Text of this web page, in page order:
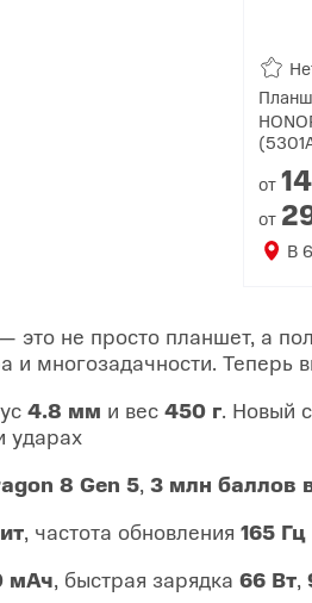
от
от
В6
— это не просто планшет, а
многозадачности. Теперь
4.8 мм и вес 450 г. Новый
ударах
8 Gen 5, 3 млн баллов
, частота обновления 165 Гц
мАч, быстрая зарядка 66 Вт,